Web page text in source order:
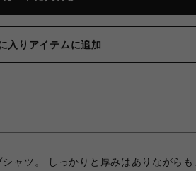
入りアイテムに追加
ャツ。 しっかりと厚みはありながらも